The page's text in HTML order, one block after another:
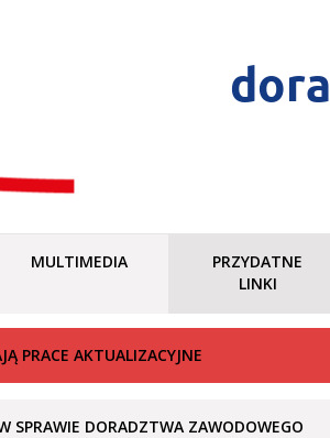
MULTIMEDIA
PRZYDATNE
LINKI
PRACE AKTUALIZACYJNE
SPRAWIE DORADZTWA ZAWODOWEGO